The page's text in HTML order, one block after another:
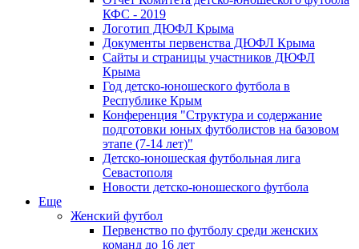
КФС - 2019
Логотип ДЮФЛ Крыма
Документы первенства ДЮФЛ Крыма
Сайты и страницы участников ДЮФЛ
Крыма
Год детско-юношеского футбола в
Республике Крым
Конференция "Структура и содержание
подготовки юных футболистов на базовом
этапе (7-14 лет)"
Детско-юношеская футбольная лига
Севастополя
Новости детско-юношеского футбола
Еще
Женский футбол
Первенство по футболу среди женских
команд до 16 лет